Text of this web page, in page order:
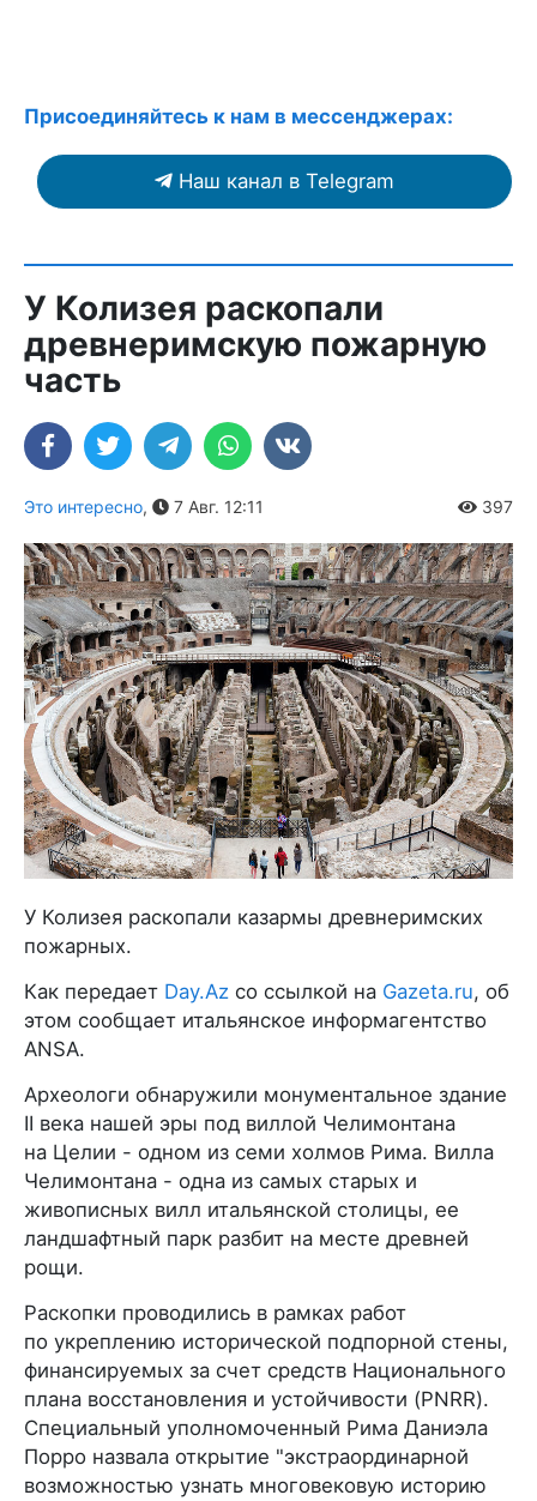
Присоединяйтесь к нам в мессенджерах:
Наш канал в Telegram
У Колизея раскопали
древнеримскую пожарную
часть
Это интересно, 7 Авг. 12:11 397
У Колизея раскопали казармы древнеримских
пожарных.
Как передает Day.Az со ссылкой на Gazeta.ru, об
этом сообщает итальянское информагентство
ANSA.
Археологи обнаружили монументальное здание
II века нашей эры под виллой Челимонтана
на Целии - одном из семи холмов Рима. Вилла
Челимонтана - одна из самых старых и
живописных вилл итальянской столицы, ее
ландшафтный парк разбит на месте древней
рощи.
Раскопки проводились в рамках работ
по укреплению исторической подпорной стены,
финансируемых за счет средств Национального
плана восстановления и устойчивости (PNRR).
Специальный уполномоченный Рима Даниэла
Порро назвала открытие "экстраординарной
возможностью узнать многовековую историю